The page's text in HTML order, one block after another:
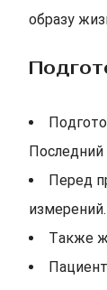
образу
Перед
измерений.
Также